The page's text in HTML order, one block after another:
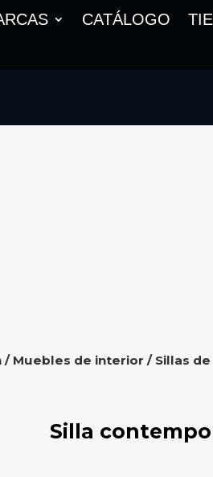
CATÁLOGO
/ Muebles de interior / Sillas
Silla